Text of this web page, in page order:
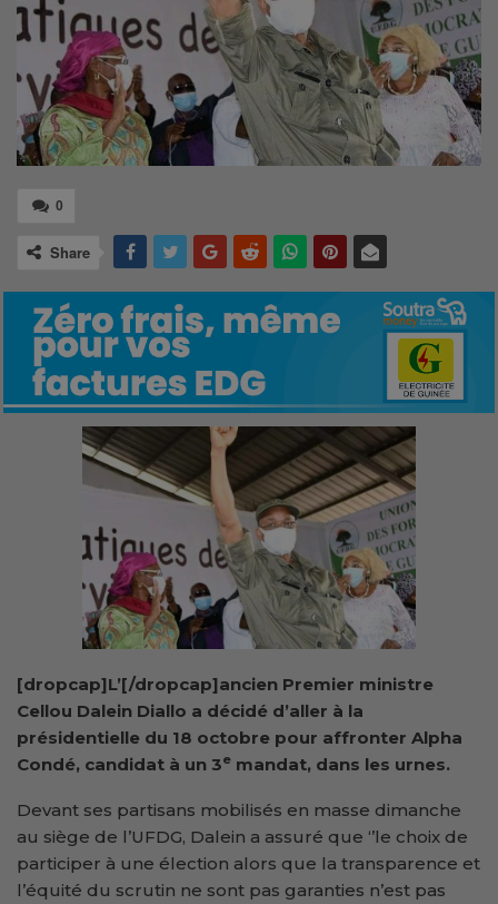
0
Share
[dropcap]L’[/dropcap]ancien Premier ministre
Cellou Dalein Diallo a décidé d’aller à la
présidentielle du 18 octobre pour affronter Alpha
Condé, candidat à un 3e mandat, dans les urnes.
Devant ses partisans mobilisés en masse dimanche
au siège de l’UFDG, Dalein a assuré que ‘’le choix de
participer à une élection alors que la transparence et
l’équité du scrutin ne sont pas garanties n’est pas